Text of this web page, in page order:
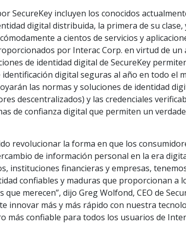
SecureKey incluyen los conocidos
digital distribuida, la primera de su
a cientos de servicios y
por Interac Corp. en virtud de un
de identidad digital de SecureKey
digital seguras al año en todo el
las normas y soluciones de identidad
descentralizados) y las credenciales
de confianza digital que permiten un
revolucionar la forma en que los
de información personal en la era
instituciones financieras y empresas,
confiables y maduras que proporcionan a
merecen”, dijo Greg Wolfond, CEO de
innovar más y más rápido con nuestra
más confiable para todos los usuarios de